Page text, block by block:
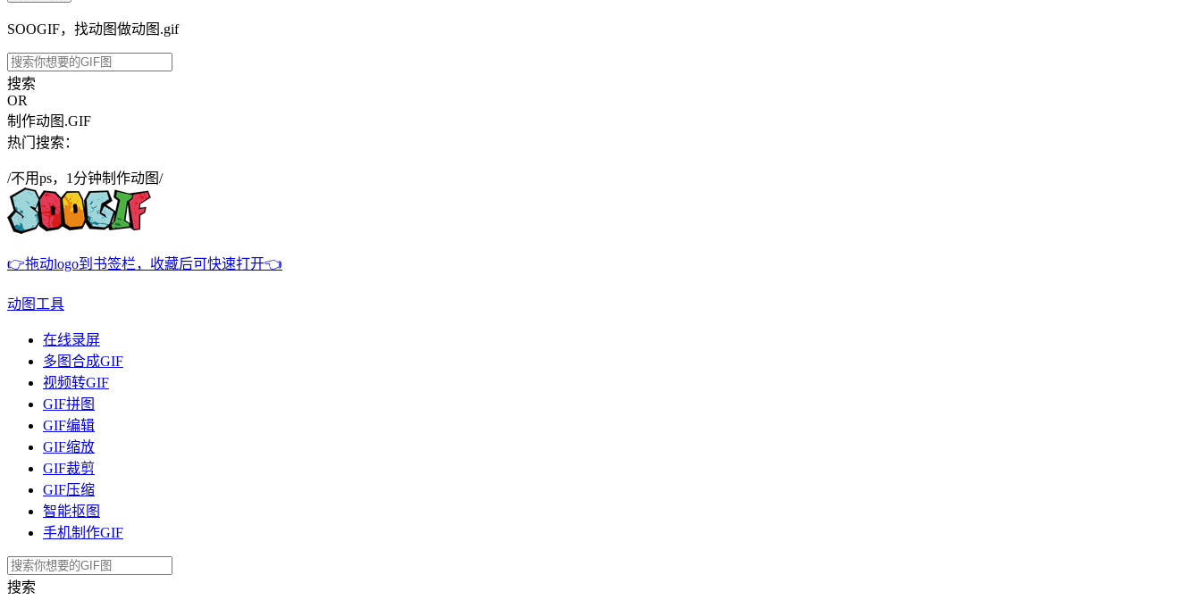
SOOGIF，找动图做动图.gif
搜索
OR
制作动图.GIF
热门搜索：
/不用ps，1分钟制作动图/
👉拖动logo到书签栏，收藏后可快速打开👈
动图工具
在线录屏
多图合成GIF
视频转GIF
GIF拼图
GIF编辑
GIF缩放
GIF裁剪
GIF压缩
智能抠图
手机制作GIF
搜索